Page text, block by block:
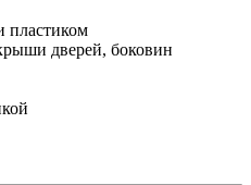
пластиком
дверей, боковин